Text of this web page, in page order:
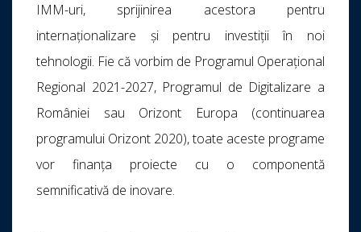
IMM-uri, sprijinirea acestora pentru
internaționalizare și pentru investiții în noi
tehnologii. Fie că vorbim de Programul Operațional
Regional 2021-2027, Programul de Digitalizare a
României sau Orizont Europa (continuarea
programului Orizont 2020), toate aceste programe
vor finanța proiecte cu o componentă
semnificativă de inovare.